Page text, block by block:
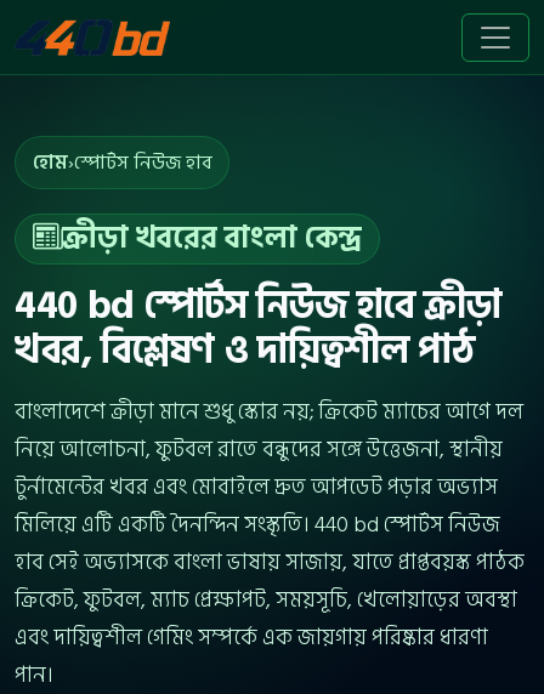
হোম›স্পোর্টস নিউজ হাব
ক্রীড়া খবরের বাংলা কেন্দ্র
440 bd স্পোর্টস নিউজ হাবে ক্রীড়া
খবর, বিশ্লেষণ ও দায়িত্বশীল পাঠ
বাংলাদেশে ক্রীড়া মানে শুধু স্কোর নয়; ক্রিকেট ম্যাচের আগে দল
নিয়ে আলোচনা, ফুটবল রাতে বন্ধুদের সঙ্গে উত্তেজনা, স্থানীয়
টুর্নামেন্টের খবর এবং মোবাইলে দ্রুত আপডেট পড়ার অভ্যাস
মিলিয়ে এটি একটি দৈনন্দিন সংস্কৃতি। 440 bd স্পোর্টস নিউজ
হাব সেই অভ্যাসকে বাংলা ভাষায় সাজায়, যাতে প্রাপ্তবয়স্ক পাঠক
ক্রিকেট, ফুটবল, ম্যাচ প্রেক্ষাপট, সময়সূচি, খেলোয়াড়ের অবস্থা
এবং দায়িত্বশীল গেমিং সম্পর্কে এক জায়গায় পরিষ্কার ধারণা
পান।